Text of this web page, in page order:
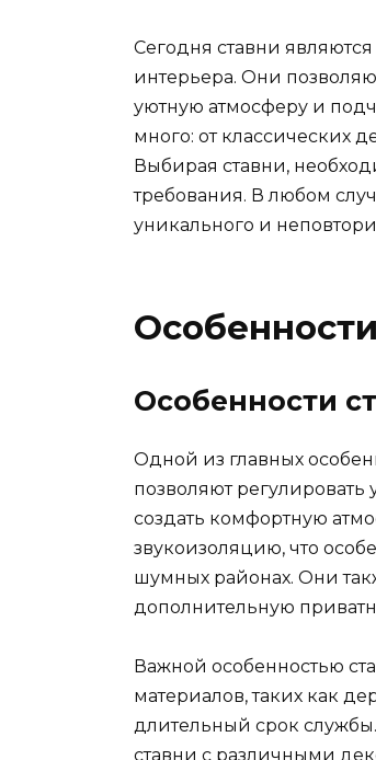
Сегодня ставни
интерьера. Они
уютную атмосферу и
много: от классических
Выбирая ставни,
требования. В любом
уникального и
Особенности
Одной из главных
позволяют
создать комфортную
звукоизоляцию, что
шумных районах. Они
дополнительную
Важной особенностью
материалов, таких как
длительный срок
ставни с различными